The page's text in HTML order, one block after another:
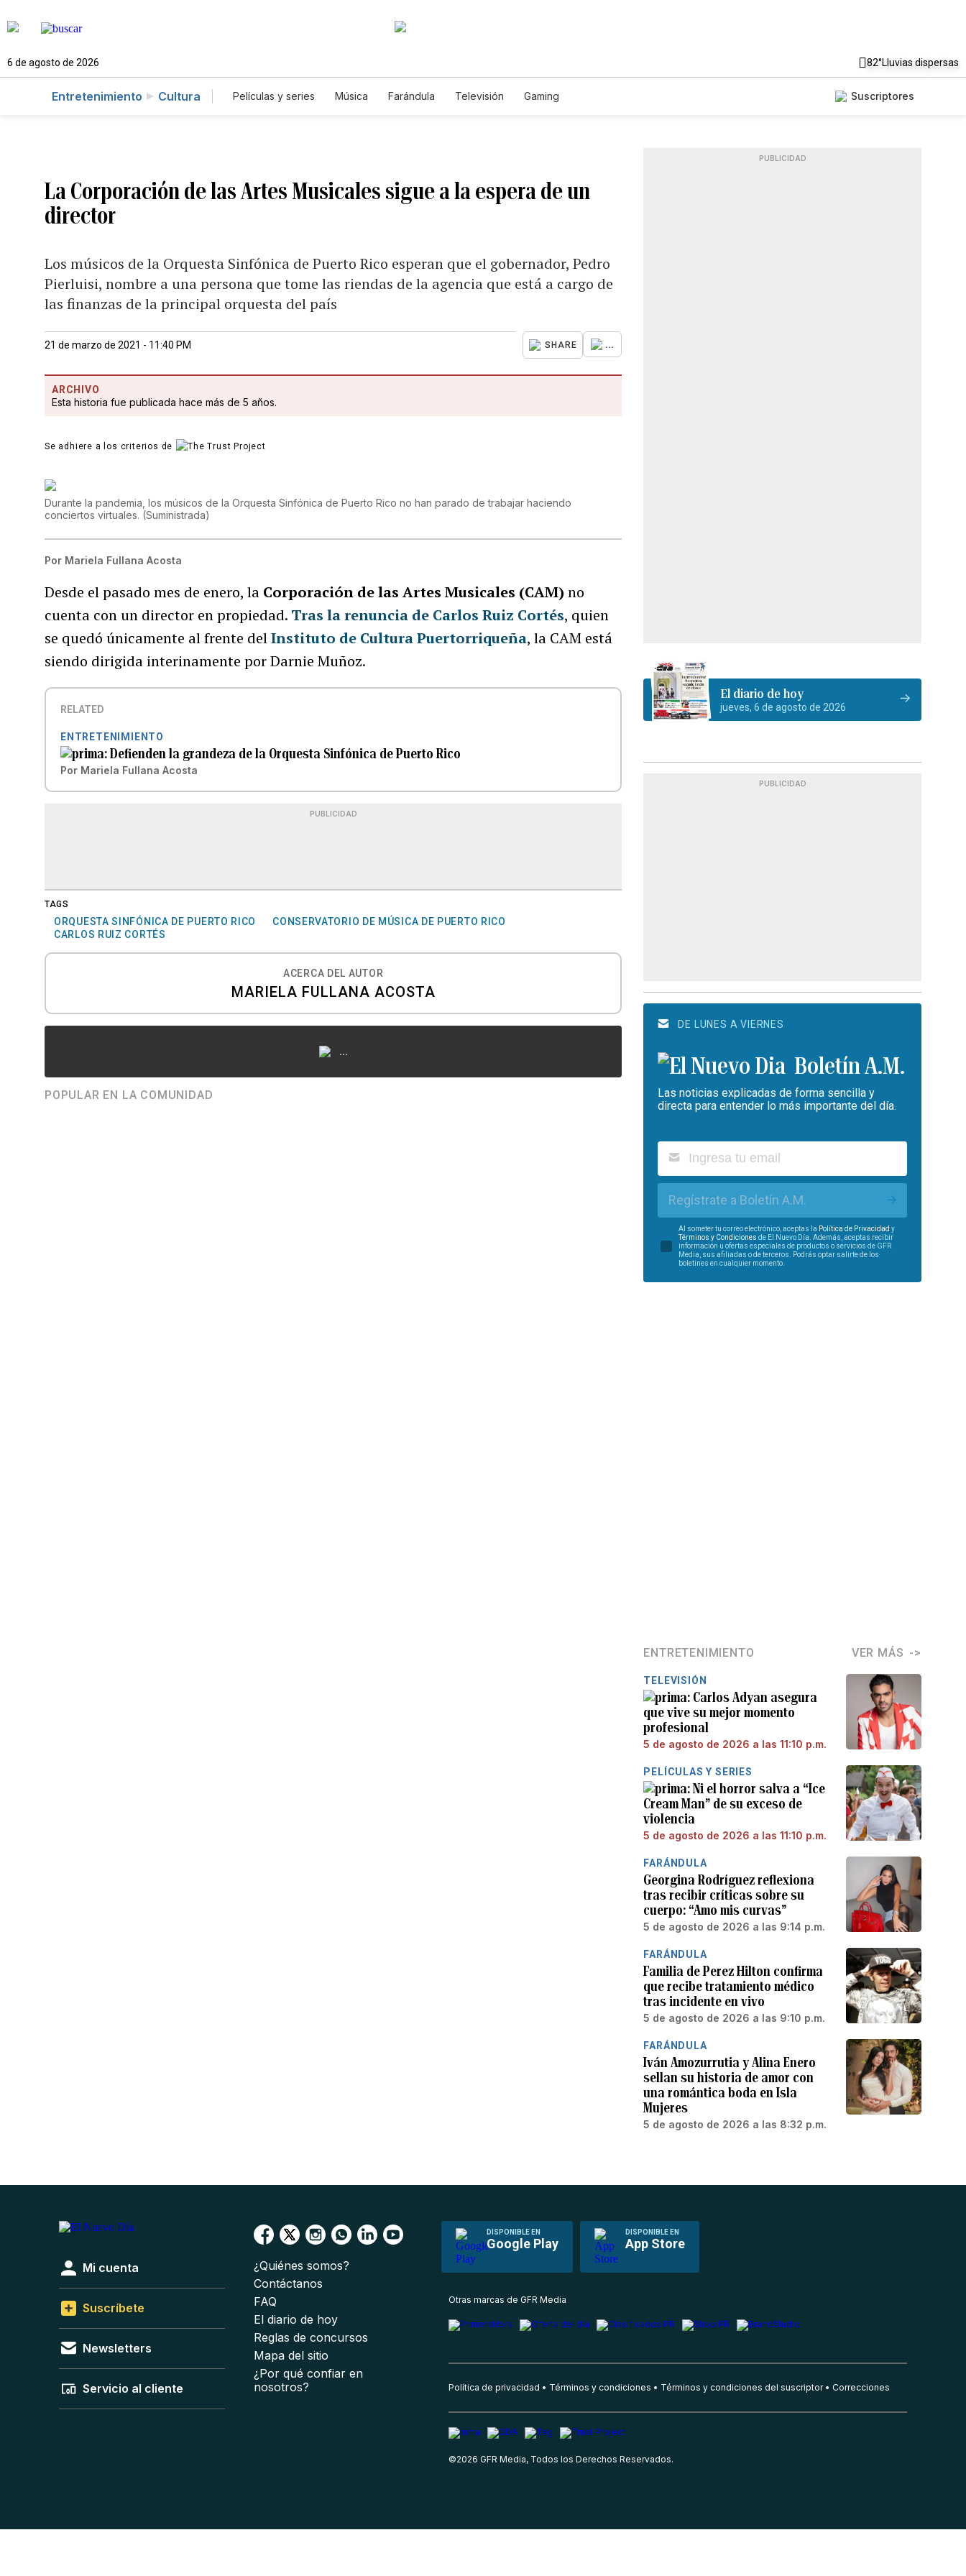
6 de agosto de 2026 82°Lluvias dispersas
Entretenimiento Cultura Películas y series Música Farándula Televisión Gaming Suscriptores
La Corporación de las Artes Musicales sigue a la espera de un
director
Los músicos de la Orquesta Sinfónica de Puerto Rico esperan que el gobernador, Pedro
Pierluisi, nombre a una persona que tome las riendas de la agencia que está a cargo de
las finanzas de la principal orquesta del país
21 de marzo de 2021 - 11:40 PM SHARE ...
ARCHIVO
Esta historia fue publicada hace más de 5 años.
Se adhiere a los criterios de
Durante la pandemia, los músicos de la Orquesta Sinfónica de Puerto Rico no han parado de trabajar haciendo
conciertos virtuales. (Suministrada)
Por Mariela Fullana Acosta
Desde el pasado mes de enero, la Corporación de las Artes Musicales (CAM)no
cuenta con un director en propiedad. Tras la renuncia de Carlos Ruiz Cortés, quien
se quedó únicamente al frente delInstituto de Cultura Puertorriqueña, la CAM está
siendo dirigida interinamente por Darnie Muñoz.
RELATED
ENTRETENIMIENTO
Defienden la grandeza de la Orquesta Sinfónica de Puerto Rico
Por Mariela Fullana Acosta
PUBLICIDAD
TAGS
ORQUESTA SINFÓNICA DE PUERTO RICO
CONSERVATORIO DE MÚSICA DE PUERTO RICO
CARLOS RUIZ CORTÉS
ACERCA DEL AUTOR
MARIELA FULLANA ACOSTA
...
POPULAR EN LA COMUNIDAD
PUBLICIDAD
El diario de hoy
jueves, 6 de agosto de 2026
PUBLICIDAD
DE LUNES A VIERNES
Boletín A.M.
Las noticias explicadas de forma sencilla y
directa para entender lo más importante del día.
Regístrate a Boletín A.M.
Al someter tu correo electrónico, aceptas la Política de Privacidad y
Términos y Condiciones de El Nuevo Día. Además, aceptas recibir
información u ofertas especiales de productos o servicios de GFR
Media, sus afiliadas o de terceros. Podrás optar salirte de los
boletines en cualquier momento.
ENTRETENIMIENTO VER MÁS
TELEVISIÓN
Carlos Adyan asegura
que vive su mejor momento
profesional
5 de agosto de 2026 a las 11:10 p.m.
PELÍCULAS Y SERIES
Ni el horror salva a “Ice
Cream Man” de su exceso de
violencia
5 de agosto de 2026 a las 11:10 p.m.
FARÁNDULA
Georgina Rodríguez reflexiona
tras recibir críticas sobre su
cuerpo: “Amo mis curvas”
5 de agosto de 2026 a las 9:14 p.m.
FARÁNDULA
Familia de Perez Hilton confirma
que recibe tratamiento médico
tras incidente en vivo
5 de agosto de 2026 a las 9:10 p.m.
FARÁNDULA
Iván Amozurrutia y Alina Enero
sellan su historia de amor con
una romántica boda en Isla
Mujeres
5 de agosto de 2026 a las 8:32 p.m.
DISPONIBLE EN
Google Play
DISPONIBLE EN
App Store
Mi cuenta
Suscríbete
Newsletters
Servicio al cliente
¿Quiénes somos?
Contáctanos
FAQ
El diario de hoy
Reglas de concursos
Mapa del sitio
¿Por qué confiar en
nosotros?
Otras marcas de GFR Media
Política de privacidad Términos y condiciones Términos y condiciones del suscriptor Correcciones
©2026 GFR Media, Todos los Derechos Reservados.